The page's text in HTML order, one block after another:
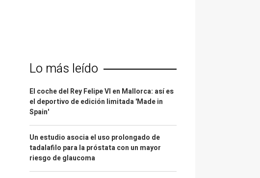
Lo más leído
El coche del Rey Felipe VI en Mallorca: así es
el deportivo de edición limitada 'Made in
Spain'
Un estudio asocia el uso prolongado de
tadalafilo para la próstata con un mayor
riesgo de glaucoma